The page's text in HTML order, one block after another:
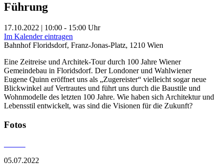
Führung
17.10.2022 | 10:00 - 15:00 Uhr
Im Kalender eintragen
Bahnhof Floridsdorf, Franz-Jonas-Platz, 1210 Wien
Eine Zeitreise und Architek-Tour durch 100 Jahre Wiener
Gemeindebau in Floridsdorf. Der Londoner und Wahlwiener
Eugene Quinn eröffnet uns als „Zugereister“ vielleicht sogar neue
Blickwinkel auf Vertrautes und führt uns durch die Baustile und
Wohnmodelle des letzten 100 Jahre. Wie haben sich Architektur und
Lebensstil entwickelt, was sind die Visionen für die Zukunft?
Fotos
05.07.2022